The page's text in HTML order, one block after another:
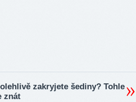
zakryjete šediny? Tohle
znát